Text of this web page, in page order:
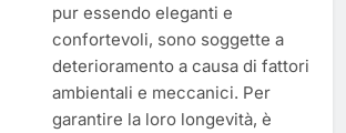
pur essendo eleganti e
confortevoli, sono soggette a
deterioramento a causa di fattori
ambientali e meccanici. Per
garantire la loro longevità, è